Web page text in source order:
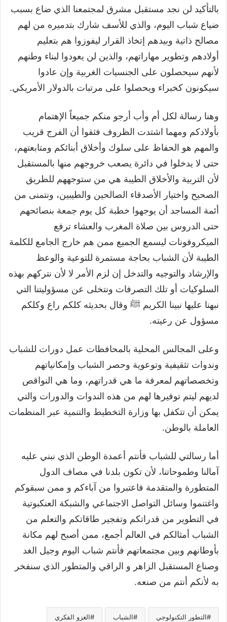
بالتأكيد لن نجد مستقبل مشرق لمجتمعنا الذي ضاع بسبب
ضياع شباب اليوم، والذي للأسف شارك بتدميره من لهم
مصالح ذاتية وبيدهم إتخاذ القرار ليفوزوا هم بتعليم
أولادهم وتطوير مهاراتهم، والذين لن يعودوا لبناء وطنهم
لأنهم سيحصلون على الجنسيات الغربية وإن عادوا
سيكونون كخبراء ويحصلوا على مرتبات بالدولار الأمريكي.
وهنا رسالة لكل أم وأب أرجو منكم جميعاً الإهتمام
بأولادكم ومهما اشتدت الظروف فثقوا أن الفرج قريب
والمهم هو الحفاظ على سلوك وأخلاق أبنائكم ومتابعتهم،
حتى لا يدخلوا في دائرة يصعب خروجهم منها بالمستقبل
لأن التربية والأخلاق الطيبة هي من ستوجههم للطريق
الصحيح واختيار الأصدقاء الصالحين والطيبين، ونتمنى من
أئمة المساجد أن يوجهوا خطبة كل يوم جمعة بنصائحهم
حتى الدروس بين صلاة المغرب والعشاء ترفع
الميكروفونات ليسمع الجميع ممن هم خارج الجامع للكلمة
الطيبة لأن الشباب بحاجة مستمرة للتوعية والوعظ
والإرشاد والتوجيه والتدخل إن لزم الأمر لا لأن نتركهم بهذه
السلوكيات أو تلك التصرفات ونتخلى عن مسؤوليتنا التي
نبهنا عليها نبينا الكريم ﷺ وقال بحديثه كلكم راع وكلكم
مسؤول عن رعيته.
وعلى المجالس المحلية بالمحافظات عمل دورات للشباب
وندوات تثقيفية وتوعوية وحصر الشباب وإمكانياتهم
وتخصصاتهم لمعرفة ما هي قدراتهم، وما هي النواقص
لديهم ليتم توفيرها لهم من هذه الندوات والدورات والتي
يمكن أن تتكفل بها وزارة التخطيط والتنمية عبر المنظمات
العاملة بالوطن.
أما رسالتي للشباب فأنتم أعمدة الوطن الذي نبني عليه
آمالنا وطموحاتنا، لأن تكون بلدنا في مصاف الدول
المتطورة والمتقدمة فاعتبروا من آباءكم و ممن سبقوكم
واغتنموا وسائل التواصل الاجتماعي والشبكة العنكبوتية
في التطوير من قدراتكم وتفجير طاقاتكم والتعلم من
الشباب أمثالكم في العالم أجمع، ممن أصبح لهم مكانة
بأوطانهم وبين مجتمعاتهم فأنتم شباب اليوم وجيل الغد
وصناع المستقبل الزاهر و الراقي والمتطور الذي سنفخر
به لأنكم أنتم من صنعه.
التطور التكنولوجي الشباب الغزو الفكري